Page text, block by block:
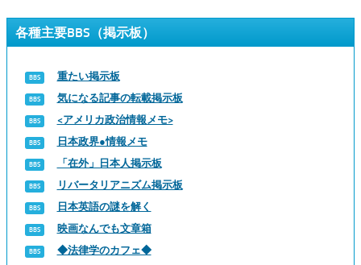
各種主要BBS（掲示板）
重たい掲示板
気になる記事の転載掲示板
<アメリカ政治情報メモ>
日本政界●情報メモ
「在外」日本人掲示板
リバータリアニズム掲示板
日本英語の謎を解く
映画なんでも文章箱
◆法律学のカフェ◆